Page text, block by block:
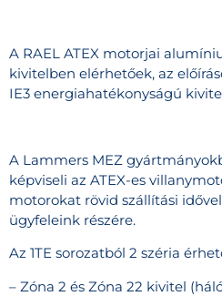
A RAEL ATEX motorjai
kivitelben elérhetőek, az
IE3 energiahatékonyságú
A Lammers MEZ
képviseli az ATEX-es
motorokat rövid szállítási
ügyfeleink részére.
Az 1TE sorozatból 2 széria
– Zóna 2 és Zóna 22 kivitel